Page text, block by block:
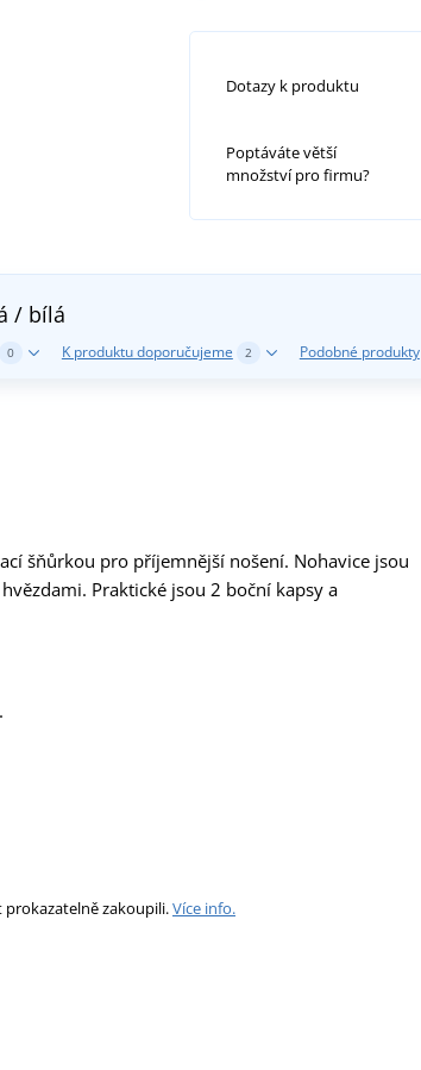
Dotazy k produktu
Poptáváte větší
množství pro firmu?
/ bílá
0 K produktu doporučujeme 2 Podobné produkty
šňůrkou pro příjemnější nošení. Nohavice jsou
Praktické jsou 2 boční kapsy a
prokazatelně zakoupili.Více info.